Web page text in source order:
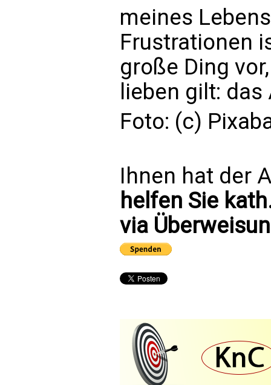
meines
Frustrationen
große Ding
lieben gilt:
Foto: (c)
Ihnen hat der
helfen Sie
via